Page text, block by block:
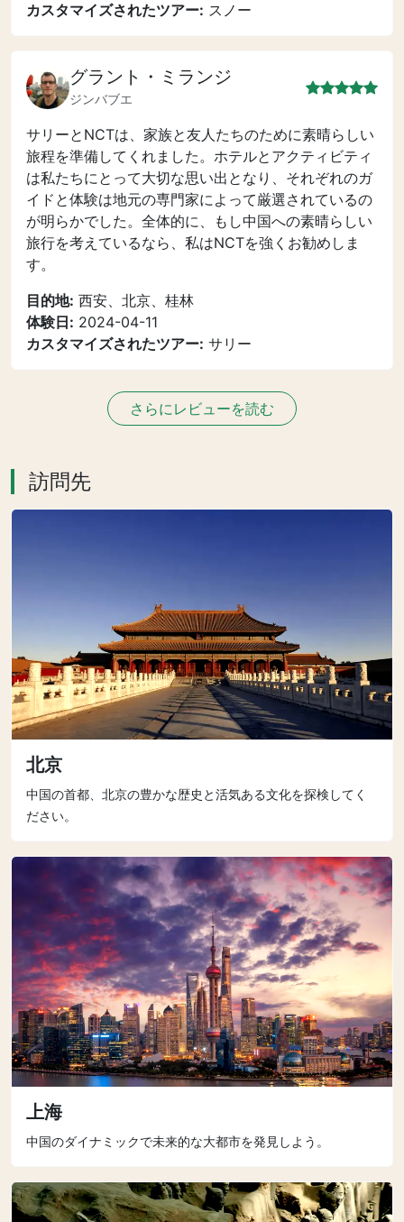
カスタマイズされたツアー: スノー
グラント・ミランジ
ジンバブエ
サリーとNCTは、家族と友人たちのために素晴らしい
旅程を準備してくれました。ホテルとアクティビティ
は私たちにとって大切な思い出となり、それぞれのガ
イドと体験は地元の専門家によって厳選されているの
が明らかでした。全体的に、もし中国への素晴らしい
旅行を考えているなら、私はNCTを強くお勧めしま
す。
目的地: 西安、北京、桂林
体験日: 2024-04-11
カスタマイズされたツアー: サリー
さらにレビューを読む
訪問先
北京
中国の首都、北京の豊かな歴史と活気ある文化を探検してく
ださい。
上海
中国のダイナミックで未来的な大都市を発見しよう。